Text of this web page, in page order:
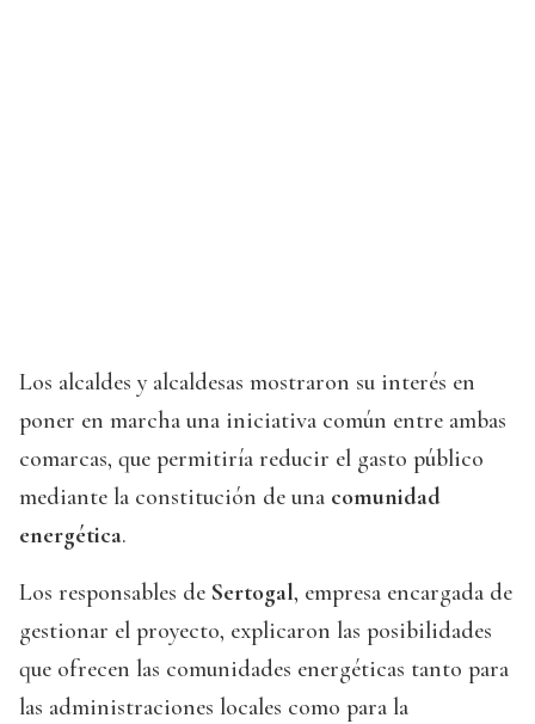
Los alcaldes y alcaldesas mostraron su interés en
poner en marcha una iniciativa común entre ambas
comarcas, que permitiría reducir el gasto público
mediante la constitución de una comunidad
energética.
Los responsables de Sertogal, empresa encargada de
gestionar el proyecto, explicaron las posibilidades
que ofrecen las comunidades energéticas tanto para
las administraciones locales como para la